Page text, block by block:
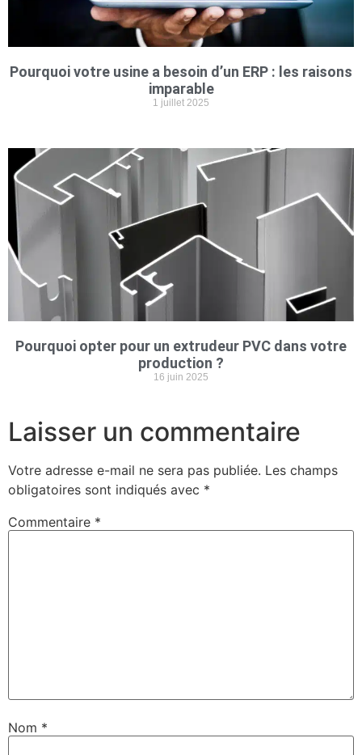
Pourquoi votre usine a besoin d’un ERP : les raisons
imparable
1 juillet 2025
Pourquoi opter pour un extrudeur PVC dans votre
production ?
16 juin 2025
Laisser un commentaire
Votre adresse e-mail ne sera pas publiée. Les champs
obligatoires sont indiqués avec *
Commentaire *
Nom *